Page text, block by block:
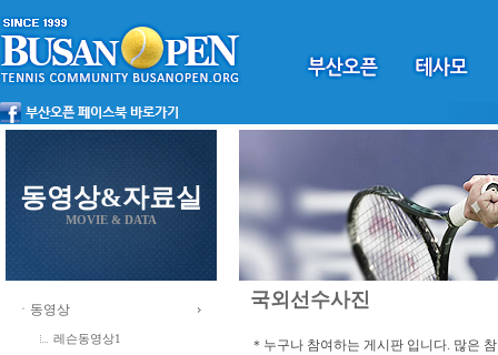
동영상&자료실
MOVIE & DATA
ㆍ동영상
레슨동영상1
국외선수사진
＊누구나 참여하는 게시판 입니다. 많은